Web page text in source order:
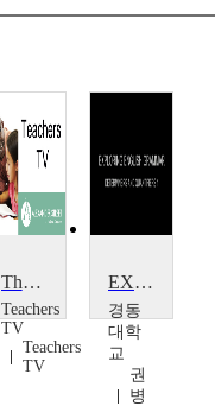
The Grammar Dance
Teachers
TV
Teachers
TV
EXPLORING ENGLISH GRAMMAR
경동
대학
교
권
병